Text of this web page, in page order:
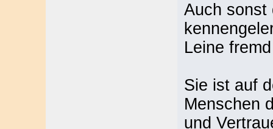
Auch sonst
Leine
Sie ist auf
Menschen
und